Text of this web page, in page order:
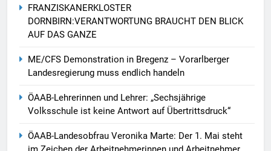
FRANZISKANERKLOSTER
DORNBIRN:VERANTWORTUNG BRAUCHT DEN BLICK
AUF DAS GANZE
ME/CFS Demonstration in Bregenz – Vorarlberger
Landesregierung muss endlich handeln
ÖAAB-Lehrerinnen und Lehrer: „Sechsjährige
Volksschule ist keine Antwort auf Übertrittsdruck“
ÖAAB-Landesobfrau Veronika Marte: Der 1. Mai steht